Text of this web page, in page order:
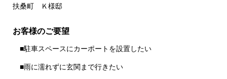
扶桑町 Ｋ様邸
お客様のご要望
■駐車スペースにカーポートを設置したい
■雨に濡れずに玄関まで行きたい